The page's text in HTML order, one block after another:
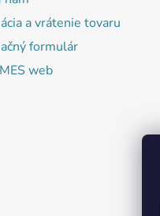
a vrátenie tovaru
formulár
web